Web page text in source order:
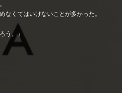
くてはいけないことが多かった。
う。」